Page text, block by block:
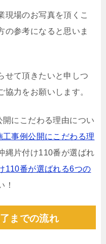
現場のお写真を頂くこ
の参考になると思いま
せて頂きたいと申しつ
力をお願いします。
にこだわる理由につい
事例公開にこだわる理
縄片付け110番が選ばれ
110番が選ばれる6つの
！
までの流れ